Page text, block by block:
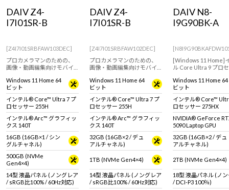
DAIV Z4-
I7I01SR-B
[Z4I7I01SRBFAW103DEC]
プロカメラマンのための、
画像・動画編集向けモバイ
Windows 11 Home 64
ビット
インテル® Core™ Ultra 7 プ
ロセッサー 255H
インテル® Arc™ グラフィッ
クス 140T
16GB (16GB×1 / シン
グルチャネル)
500GB (NVMe
Gen4×4)
14型 液晶パネル (ノングレア
/ sRGB比100% / 60Hz対応)
DAIV Z4-
I7I01SR-B
[Z4I7I01SRBFAW102DEC]
プロカメラマンのための、
画像・動画編集向けモバイ
Windows 11 Home 64
ビット
インテル® Core™ Ultra 7 プ
ロセッサー 255H
インテル® Arc™ グラフィッ
クス 140T
32GB (16GB×2 / デュ
アルチャネル)
1TB (NVMe Gen4×4)
14型 液晶パネル (ノングレア
/ sRGB比100% / 60Hz対応)
DAIV N8-
I9G90BK-A
[Windows 11 Home]
ル Core Ultra 9 プロ
GPUを搭載したモデ
モデルやVRのレンダ
におすすめなフラグ
ノートPC
Windows 11 Home 64
ビット
インテル® Core™
ロセッサー 275HX
NVIDIA® GeForce
5090 Laptop GPU
32GB (16GB×2 / デュ
アルチャネル)
2TB (NVMe Gen4×4)
18型 液晶パネル (ノ
/ DCI-P3 100％)